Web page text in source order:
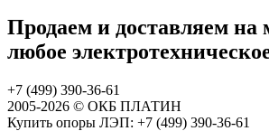
Продаем и доставляем на
любое
+7 (499) 390-36-61
2005-2026 © ОКБ ПЛАТИН
Купить опоры ЛЭП: +7 (499) 390-36-61